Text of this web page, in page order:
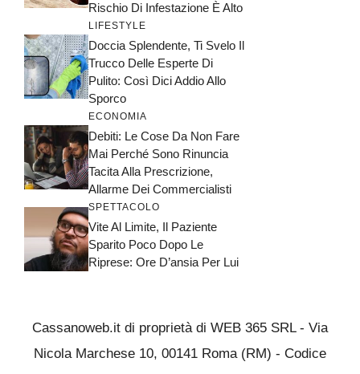
Rischio Di Infestazione È Alto
LIFESTYLE
Doccia Splendente, Ti Svelo Il
Trucco Delle Esperte Di
Pulito: Così Dici Addio Allo
Sporco
ECONOMIA
Debiti: Le Cose Da Non Fare
Mai Perché Sono Rinuncia
Tacita Alla Prescrizione,
Allarme Dei Commercialisti
SPETTACOLO
Vite Al Limite, Il Paziente
Sparito Poco Dopo Le
Riprese: Ore D’ansia Per Lui
Cassanoweb.it di proprietà di WEB 365 SRL - Via
Nicola Marchese 10, 00141 Roma (RM) - Codice